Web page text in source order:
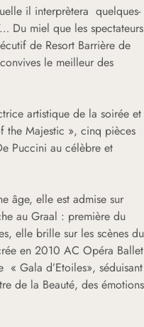
il interprètera quelques-
Du miel que les spectateurs
de Resort Barrière de
le meilleur des
artistique de la soirée et
the Majestic », cinq pièces
Puccini au célèbre et
âge, elle est admise sur
au Graal : première du
elle brille sur les scènes du
en 2010 AC Opéra Ballet
« Gala d’Etoiles», séduisant
de la Beauté, des